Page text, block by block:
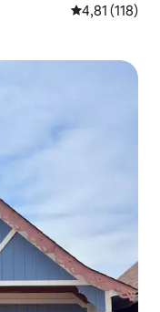
Średnia
4,81 (118)